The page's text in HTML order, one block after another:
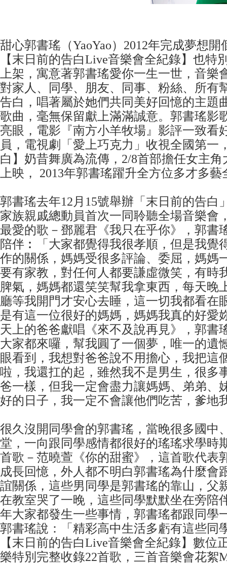
甜心郭書瑤（YaoYao）2012年完成夢想
【末日前的告白Live音樂會全紀錄】也特
上架，寓意著郭書瑤愛你一生一世，音樂
對家人、同學、朋友、同事、粉絲、所有
告白，唱著屬於她們共同美好回憶的主題
歌曲，毫無保留獻上滿滿誠意。郭書瑤影
亮眼，電影『南方小羊牧場』影評一致看
員，電視劇「愛上巧克力」收視全國第一
白】奶昔舞廣為流傳，2/8首部擔任女主
上映， 2013年郭書瑤躍升全方位多才多
郭書瑤去年12月15號舉辦「末日前的告白
家族親戚總動員首次一同聆聽全場音樂會
最愛的歌－鄧麗君《我只在乎你》，郭書
陪伴︰「大家都覺得我很孝順，但是我覺
作的關係，媽媽受很多評論、委屈，媽媽
要有家教，對任何人都要謙虛微笑，有時
脾氣，媽媽都還笑笑幫我拿東西，每天晚
廳等我開門才安心去睡，這一切我都看在
是有這一位很好的媽媽，媽媽我真的好愛
天上的爸爸獻唱《來不及說再見》，郭書
大家都來囉，幫我圓了一個夢，唯一的遺
眼看到，我想對爸爸說不用擔心，我把這
啦，我還扛的起，雖然我不是男生，很多
爸一樣，但我一定會盡力讓媽媽、弟弟、
好的日子，我一定不會讓他們吃苦，爹地
很久沒開同學會的郭書瑤，當晚很多國中
堂，一向跟同學感情都很好的瑤瑤求學時
首歌－范曉萱《你的甜蜜》，這首歌代表
成長回憶，外人都不明白郭書瑤為什麼會
誼關係，這些男同學是郭書瑤的靠山，父
在教室哭了一晚，這些同學默默坐在旁陪
年大家都發生一些事情，郭書瑤都跟同學
郭書瑤說：「精彩高中生活多虧有這些同
【末日前的告白Live音樂會全紀錄】數位
樂特別完整收錄22首歌，三首音樂會花絮